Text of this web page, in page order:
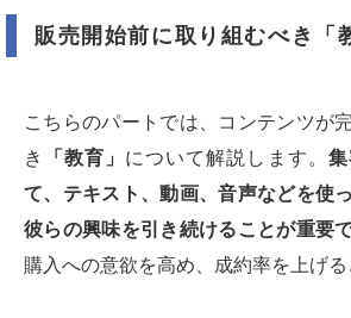
販売開始前に取り組むべき「
こちらのパートでは、コンテンツが
き
「教育」 について解説します。
て、テキスト、動画、音声などを使
彼らの興味を引き続けることが重要で
購入への意欲を高め、成約率を上げる